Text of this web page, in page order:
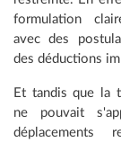
formulation
avec des
des déductions
Et tandis que la
ne pouvait
déplacements